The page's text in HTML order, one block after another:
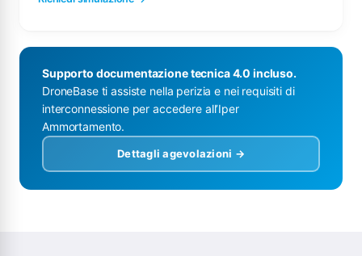
Supporto documentazione tecnica 4.0 incluso.
DroneBase ti assiste nella perizia e nei requisiti di
interconnessione per accedere all’Iper
Ammortamento.
Dettagli agevolazioni →